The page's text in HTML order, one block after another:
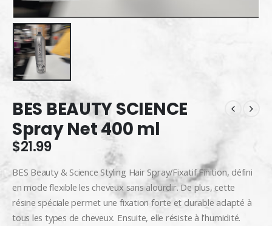
BES BEAUTY SCIENCE
Spray Net 400 ml
$21.99
BES Beauty & Science Styling Hair Spray/Fixatif Finition, défini
en mode flexible les cheveux sans alourdir. De plus, cette
résine spéciale permet une fixation forte et durable adapté à
tous les types de cheveux. Ensuite, elle résiste à l’humidité.